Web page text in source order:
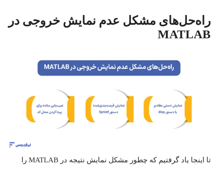
راه‌حل‌های مشکل عدم نمایش خروجی در
MATLAB
تا اینجا یاد گرفتیم که چطور مشکل نمایش نتیجه در MATLAB را